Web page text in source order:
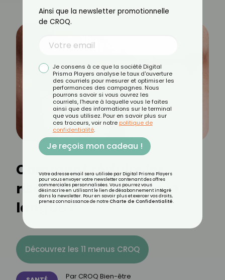
Comment réduire les
risques de cancer de la
langue ?
Découvrez les 11 menus CROQ
Par CROQ Bien-être
Ainsi que la newsletter promotionnelle
de CROQ.
Je consens à ce que la société Digital
Prisma Players analyse le taux d'ouverture
des courriels pour mesurer et optimiser les
performances des campagnes. Nous
pourrons savoir si vous ouvrez les
courriels, l'heure à laquelle vous le faites
ainsi que des informations sur le terminal
que vous utilisez. Pour en savoir plus sur
ces traceurs, voir notre politique de
confidentialité.
Je reçois mon cadeau !
Votre adresse email sera utilisée par Digital Prisma Players
pour vous envoyer votre newsletter contenant des offres
commerciales personnalisées. Vous pourrez vous
désinscrire en utilisant le lien de désabonnement intégré
dans la newsletter. Pour en savoir plus et exercer vos droits,
prenez connaissance de notre Charte de Confidentialité.